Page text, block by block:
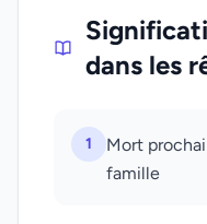
dans les
1
Mort
famille